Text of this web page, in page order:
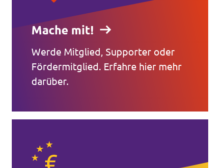
Mache mit!
Werde Mitglied, Supporter oder
Fördermitglied. Erfahre hier mehr
darüber.